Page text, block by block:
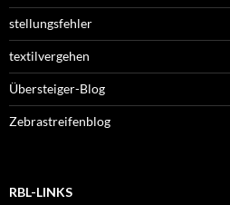
stellungsfehler
textilvergehen
Übersteiger-Blog
Zebrastreifenblog
RBL-LINKS